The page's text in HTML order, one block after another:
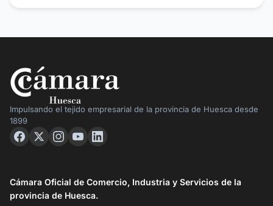
Impulsando el tejido empresarial de la provincia de Huesca desde
1899
Cámara Oficial de Comercio, Industria y Servicios de la
provincia de Huesca.